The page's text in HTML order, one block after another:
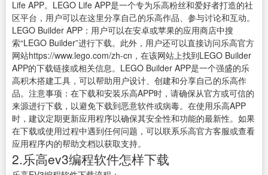
Life APP。LEGO Life APP是一个专为乐高粉丝和爱好者打造的社
区平台，用户可以在这里分享自己的乐高作品、参与讨论和互动。
LEGO Builder APP：用户可以在安卓或苹果的应用商店中搜
索“LEGO Builder”进行下载。此外，用户还可以直接访问乐高官方
网站https://www.lego.com/zh-cn，在该网站上找到LEGO Builder
APP的下载链接或相关信息。LEGO Builder APP是一个强盛的乐
高积木搭建工具，可以帮助用户设计、创建和分享自己的乐高作
品。注意事项：在下载和安装乐高APP时，请确保从官方或可信的
来源进行下载，以避免下载到恶意软件或病毒。在使用乐高APP
时，建议定期更新应用程序以确保其安全性和功能的最新性。如果
在下载或使用过程中遇到任何问题，可以联系乐高官方客服或查看
应用程序内的帮助文档以获取支持。
2.乐高ev3编程软件怎样下载